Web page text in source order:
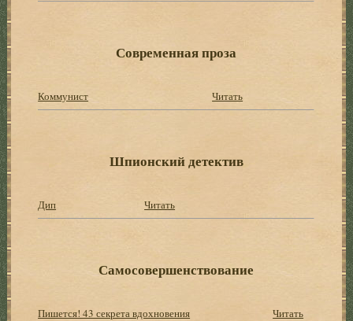
Современная проза
Коммунист Читать
Шпионский детектив
Дип Читать
Самосовершенствование
Пишется! 43 секрета вдохновения
Читать